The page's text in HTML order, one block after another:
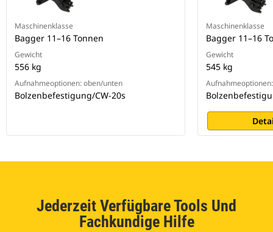
Maschinenklasse
Bagger 11–16 Tonnen
Gewicht
556 kg
Aufnahmeoptionen: oben/unten
Bolzenbefestigung/CW-20s
Maschinenklasse
Bagger 11–16
Gewicht
545 kg
Jederzeit Verfügbare Tools Und
Fachkundige Hilfe